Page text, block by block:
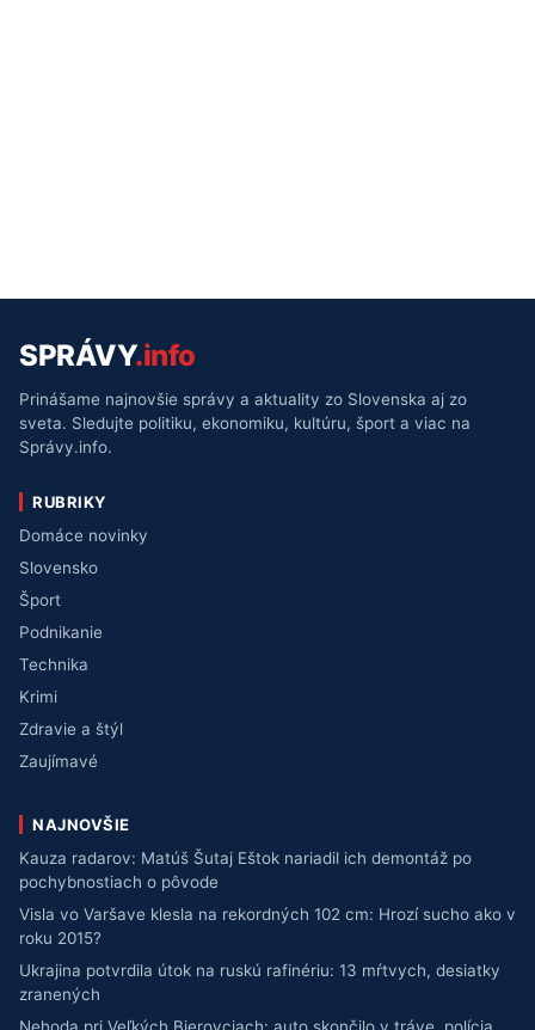
SPRÁVY.info
Prinášame najnovšie správy a aktuality zo Slovenska aj zo
sveta. Sledujte politiku, ekonomiku, kultúru, šport a viac na
Správy.info.
RUBRIKY
Domáce novinky
Slovensko
Šport
Podnikanie
Technika
Krimi
Zdravie a štýl
Zaujímavé
NAJNOVŠIE
Kauza radarov: Matúš Šutaj Eštok nariadil ich demontáž po
pochybnostiach o pôvode
Visla vo Varšave klesla na rekordných 102 cm: Hrozí sucho ako v
roku 2015?
Ukrajina potvrdila útok na ruskú rafinériu: 13 mŕtvych, desiatky
zranených